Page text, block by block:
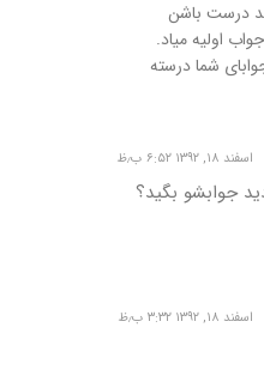
اولیه میاد.
شما درسته
اسفند ۱۸, ۱۳۹۲ ۶:۵۲ ب٫ظ
جوابشو بگید؟
اسفند ۱۸, ۱۳۹۲ ۳:۳۲ ب٫ظ